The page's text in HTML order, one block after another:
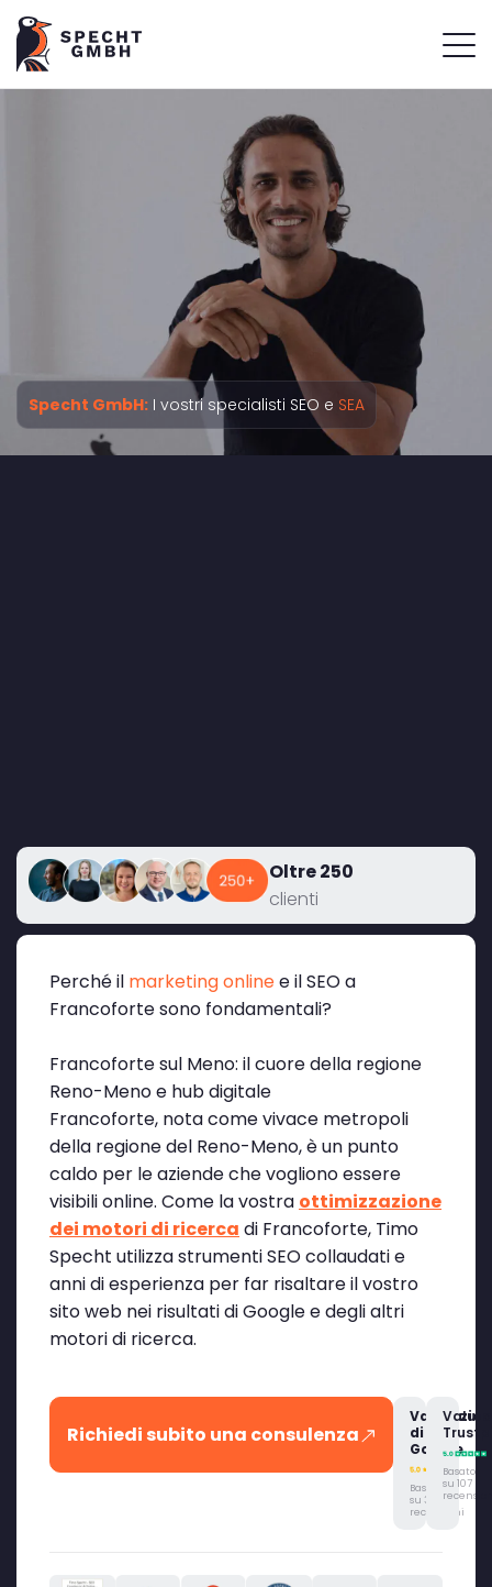
Specht GmbH: I vostri specialisti SEO e SEA
Oltre 250
clienti
Perché il marketing onlinee il SEO a
Francoforte sono fondamentali?
Francoforte sul Meno: il cuore della regione
Reno-Meno e hub digitale
Francoforte, nota come vivace metropoli
della regione del Reno-Meno, è un punto
caldo per le aziende che vogliono essere
visibili online. Come la vostra ottimizzazione
dei motori di ricerca di Francoforte, Timo
Specht utilizza strumenti SEO collaudati e
anni di esperienza per far risaltare il vostro
sito web nei risultati di Google e degli altri
motori di ricerca.
Richiedi subito una consulenza
di
Google
Basato
su 315
recensioni
Basato
su 107